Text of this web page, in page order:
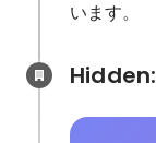
います。